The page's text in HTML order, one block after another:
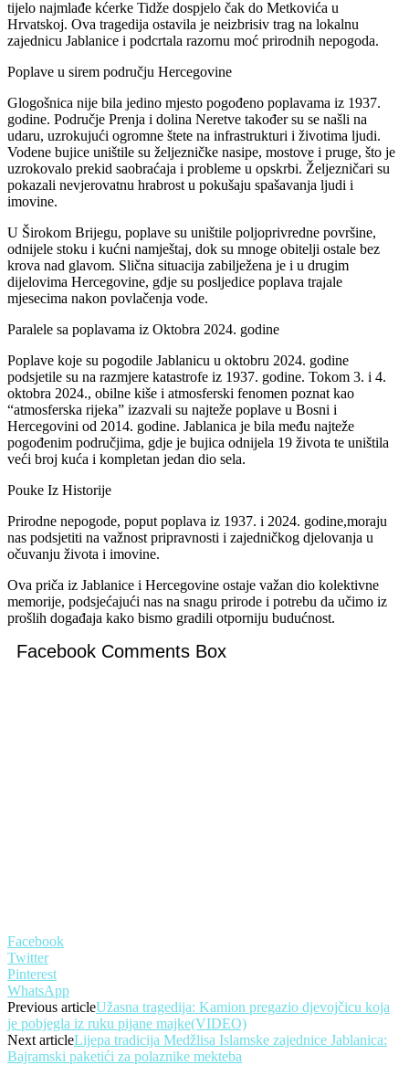
tijelo najmlađe kćerke Tidže dospjelo čak do Metkovića u
Hrvatskoj. Ova tragedija ostavila je neizbrisiv trag na lokalnu
zajednicu Jablanice i podcrtala razornu moć prirodnih nepogoda.
Poplave u sirem području Hercegovine
Glogošnica nije bila jedino mjesto pogođeno poplavama iz 1937.
godine. Područje Prenja i dolina Neretve također su se našli na
udaru, uzrokujući ogromne štete na infrastrukturi i životima ljudi.
Vodene bujice uništile su željezničke nasipe, mostove i pruge, što je
uzrokovalo prekid saobraćaja i probleme u opskrbi. Željezničari su
pokazali nevjerovatnu hrabrost u pokušaju spašavanja ljudi i
imovine.
U Širokom Brijegu, poplave su uništile poljoprivredne površine,
odnijele stoku i kućni namještaj, dok su mnoge obitelji ostale bez
krova nad glavom. Slična situacija zabilježena je i u drugim
dijelovima Hercegovine, gdje su posljedice poplava trajale
mjesecima nakon povlačenja vode.
Paralele sa poplavama iz Oktobra 2024. godine
Poplave koje su pogodile Jablanicu u oktobru 2024. godine
podsjetile su na razmjere katastrofe iz 1937. godine. Tokom 3. i 4.
oktobra 2024., obilne kiše i atmosferski fenomen poznat kao
“atmosferska rijeka” izazvali su najteže poplave u Bosni i
Hercegovini od 2014. godine. Jablanica je bila među najteže
pogođenim područjima, gdje je bujica odnijela 19 života te uništila
veći broj kuća i kompletan jedan dio sela.
Pouke Iz Historije
Prirodne nepogode, poput poplava iz 1937. i 2024. godine,moraju
nas podsjetiti na važnost pripravnosti i zajedničkog djelovanja u
očuvanju života i imovine.
Ova priča iz Jablanice i Hercegovine ostaje važan dio kolektivne
memorije, podsjećajući nas na snagu prirode i potrebu da učimo iz
prošlih događaja kako bismo gradili otporniju budućnost.
Facebook Comments Box
Facebook
Twitter
Pinterest
WhatsApp
Previous articleUžasna tragedija: Kamion pregazio djevojčicu koja
je pobjegla iz ruku pijane majke(VIDEO)
Next articleLijepa tradicija Medžlisa Islamske zajednice Jablanica:
Bajramski paketići za polaznike mekteba